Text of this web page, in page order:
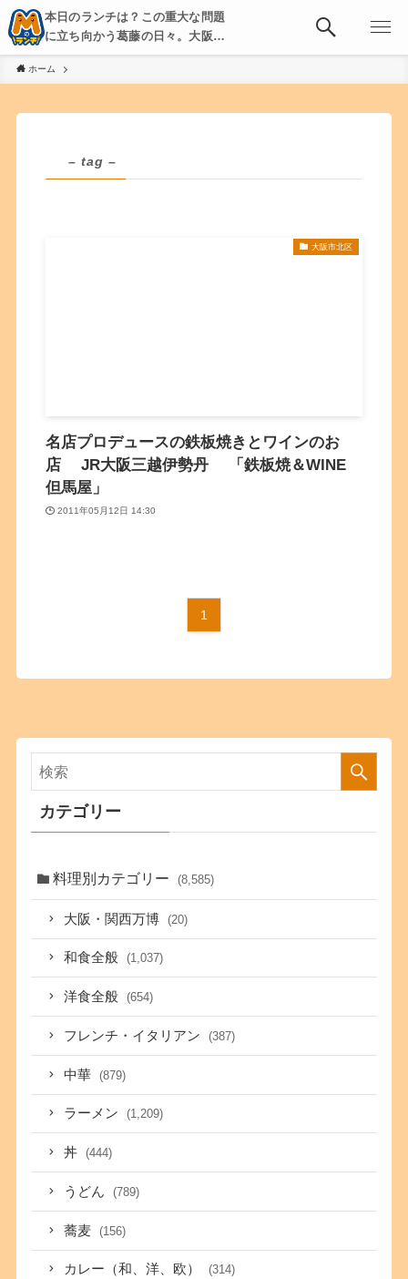
本日のランチは？この重大な問題
に立ち向かう葛藤の日々。大阪・
京都・神戸を中心とした食べ歩
き、飲み歩きを綴る。
ホーム
– tag –
大阪市北区
名店プロデュースの鉄板焼きとワインのお
店 JR大阪三越伊勢丹 「鉄板焼＆WINE
但馬屋」
2011年05月12日 14:30
1
カテゴリー
料理別カテゴリー (8,585)
大阪・関西万博 (20)
和食全般 (1,037)
洋食全般 (654)
フレンチ・イタリアン (387)
中華 (879)
ラーメン (1,209)
丼 (444)
うどん (789)
蕎麦 (156)
カレー（和、洋、欧） (314)